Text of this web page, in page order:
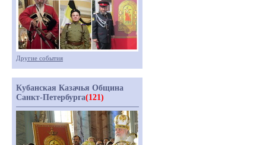
Другие события
Кубанская Казачья Община
Санкт-Петербурга(121)